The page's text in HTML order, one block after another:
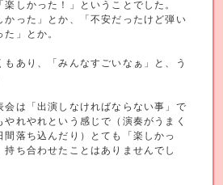
しかった！」ということでした。
かった」とか、「不安だったけど弾い
」とか。
あり、「みんなすごいなぁ」と、う
は「出演しなければならない事」で
れやれという感じで（演奏がうまく
間落ち込んだり）とても「楽しかっ
ち合わせたことはありませんでし